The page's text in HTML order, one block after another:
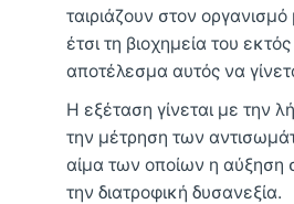
ταιριάζουν στον
έτσι τη βιοχημεία του
αποτέλεσμα αυτός να
Η εξέταση γίνεται με την
την μέτρηση των
αίμα των οποίων η αύξηση
την διατροφική δυσανεξία.